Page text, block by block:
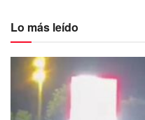
Lo más leído